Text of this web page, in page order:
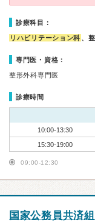
診療科目：
リハビリテーション科 、
専門医・資格：
整形外科専門医
診療時間
10:00-13:30
15:30-19:00
09:00-12:30
国家公務員共済